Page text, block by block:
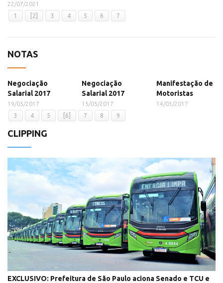
22/07/2021
1
[2] 3 4 5 6 7
NOTAS
Negociação
Salarial 2017
19/05/2017
Negociação
Salarial 2017
15/05/2017
Manifestação de
Motoristas
14/03/2017
3
4 5 [6] 7 8 9
CLIPPING
EXCLUSIVO: Prefeitura de São Paulo aciona Senado e TCU e